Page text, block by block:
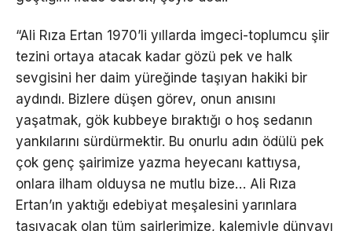
“Ali Rıza Ertan 1970’li yıllarda imgeci-toplumcu şiir
tezini ortaya atacak kadar gözü pek ve halk
sevgisini her daim yüreğinde taşıyan hakiki bir
aydındı. Bizlere düşen görev, onun anısını
yaşatmak, gök kubbeye bıraktığı o hoş sedanın
yankılarını sürdürmektir. Bu onurlu adın ödülü pek
çok genç şairimize yazma heyecanı kattıysa,
onlara ilham olduysa ne mutlu bize… Ali Rıza
Ertan’ın yaktığı edebiyat meşalesini yarınlara
taşıyacak olan tüm şairlerimize, kalemiyle dünyayı